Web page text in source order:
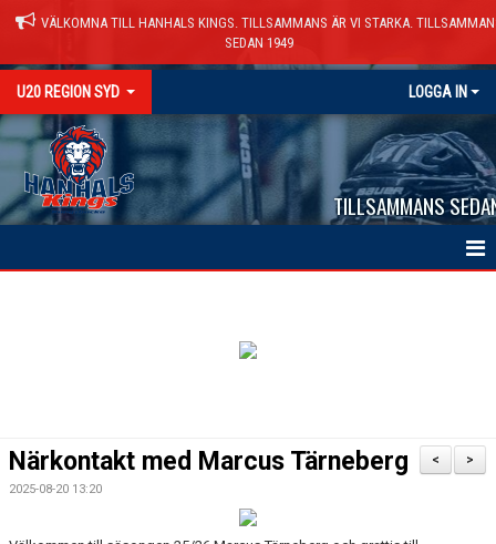
VÄLKOMNA TILL HANHALS KINGS. TILLSAMMANS ÄR VI STARKA.
SEDAN 1949
U20 REGION SYD LOGGA IN
TILLSAMMANS
BILDGALLERI
>
<
Närkontakt med Marcus Tärneberg
2025-08-20 13:20